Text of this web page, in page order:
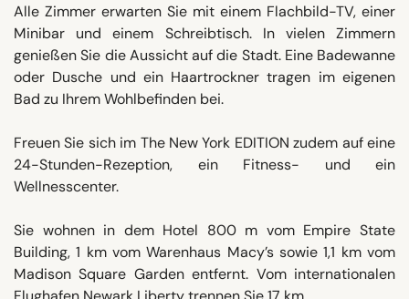
Alle Zimmer erwarten Sie mit einem Flachbild-TV, einer
Minibar und einem Schreibtisch. In vielen Zimmern
genießen Sie die Aussicht auf die Stadt. Eine Badewanne
oder Dusche und ein Haartrockner tragen im eigenen
Bad zu Ihrem Wohlbefinden bei.
Freuen Sie sich im The New York EDITION zudem auf eine
24-Stunden-Rezeption, ein Fitness- und ein
Wellnesscenter.
Sie wohnen in dem Hotel 800 m vom Empire State
Building, 1 km vom Warenhaus Macy’s sowie 1,1 km vom
Madison Square Garden entfernt. Vom internationalen